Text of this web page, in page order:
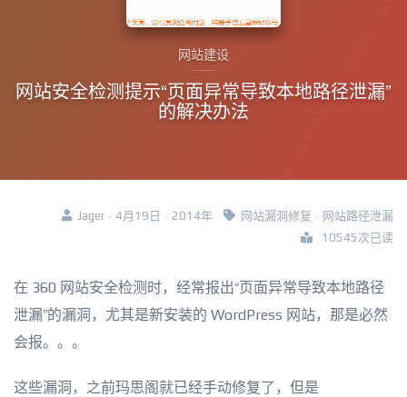
网站建设
网站安全检测提示“页面异常导致本地路径泄漏”
的解决办法
Jager · 4月19日 · 2014年 网站漏洞修复 · 网站路径泄漏
10545次已读
在 360 网站安全检测时，经常报出“页面异常导致本地路径
泄漏”的漏洞，尤其是新安装的 WordPress 网站，那是必然
会报。。。
这些漏洞，之前玛思阁就已经手动修复了，但是